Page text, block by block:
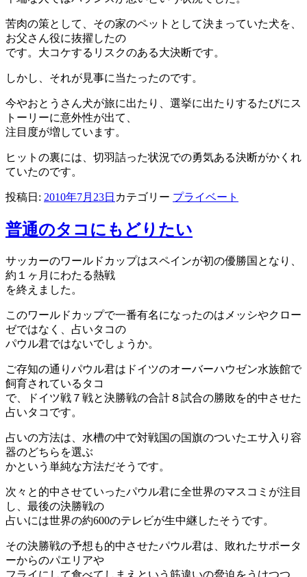
苦肉の策として、その家のペットとして決まっていた犬を、
お父さん役に抜擢したの
です。大コケするリスクのある大決断です。
しかし、それが見事に当たったのです。
今やおとうさん犬が旅に出たり、選挙に出たりするたびにス
トーリーに意外性が出て、
注目度が増しています。
ヒットの裏には、切羽詰った状況での勇気ある決断がかくれ
ていたのです。
投稿日: 2010年7月23日 カテゴリー プライベート
普通のタコにもどりたい
サッカーのワールドカップはスペインが初の優勝国となり、
約１ヶ月にわたる熱戦
を終えました。
このワールドカップで一番有名になったのはメッシやクロー
ゼではなく、占いタコの
パウル君ではないでしょうか。
ご存知の通りパウル君はドイツのオーバーハウゼン水族館で
飼育されているタコ
で、ドイツ戦７戦と決勝戦の合計８試合の勝敗を的中させた
占いタコです。
占いの方法は、水槽の中で対戦国の国旗のついたエサ入り容
器のどちらを選ぶ
かという単純な方法だそうです。
次々と的中させていったパウル君に全世界のマスコミが注目
し、最後の決勝戦の
占いには世界の約600のテレビが生中継したそうです。
その決勝戦の予想も的中させたパウル君は、敗れたサポータ
ーからのパエリアや
フライにして食べてしまえという筋違いの脅迫をうけつつ